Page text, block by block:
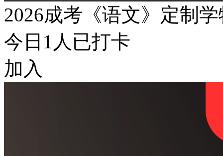
2026成考《语文》定制
今日 1 人已打卡
加入